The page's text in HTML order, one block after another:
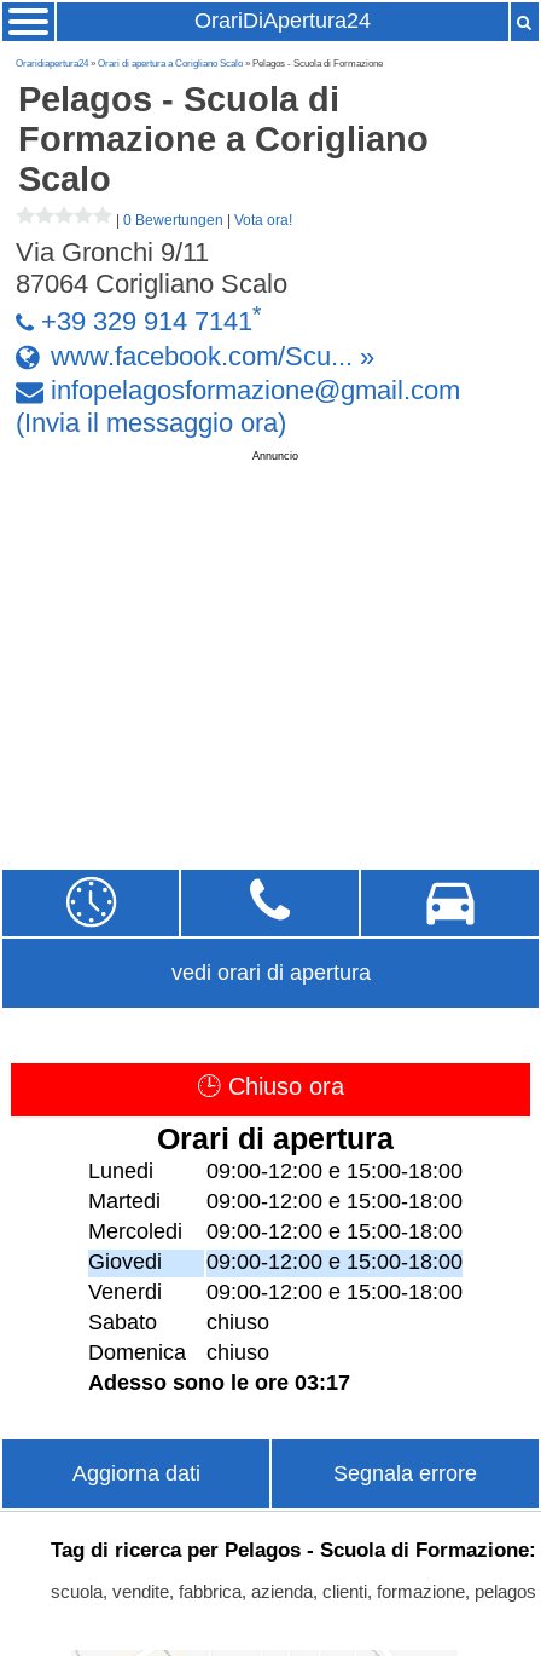
OrariDiApertura24
Oraridiapertura24»Orari di apertura a Corigliano Scalo » Pelagos - Scuola di Formazione
Pelagos - Scuola di
Formazione a Corigliano
Scalo
|0 Bewertungen |Vota ora!
Via Gronchi 9/11
87064 Corigliano Scalo
+39 329 914 7141*
www.facebook.com/Scu... »
infopelagosformazione@gmail .com
(Invia il messaggio ora)
Annuncio
vedi orari di apertura
🕒 Chiuso ora
Orari di apertura
Lunedi
09:00-12:00 e 15:00-18:00
Martedi
09:00-12:00 e 15:00-18:00
Mercoledi
09:00-12:00 e 15:00-18:00
Giovedi
09:00-12:00 e 15:00-18:00
Venerdi
09:00-12:00 e 15:00-18:00
Sabato
chiuso
Domenica
chiuso
Adesso sono le ore 03:17
Aggiorna dati Segnala errore
Tag di ricerca per Pelagos - Scuola di Formazione:
scuola, vendite, fabbrica, azienda, clienti, formazione, pelagos